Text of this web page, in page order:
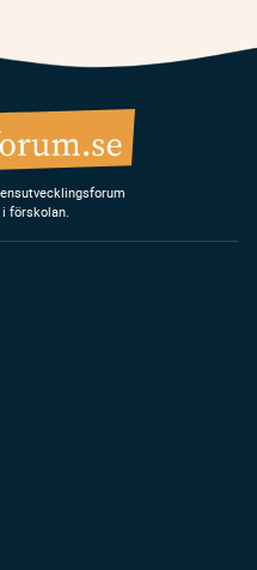
förskolan.